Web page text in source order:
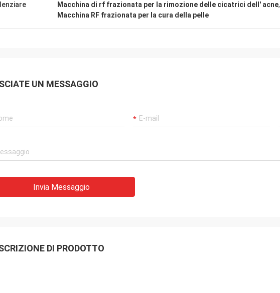
Macchina di rf frazionata per la rimozione delle cicatrici dell' acne,
Macchina RF frazionata per la cura della pelle
UN MESSAGGIO
Invia Messaggio
DI PRODOTTO